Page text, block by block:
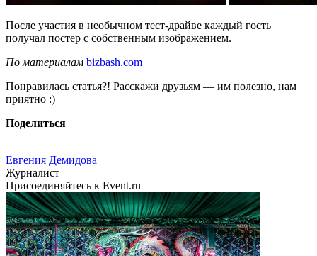
После участия в необычном тест-драйве каждый гость
получал постер с собственным изображением.
По материалам bizbash.com
Понравилась статья?! Расскажи друзьям — им полезно, нам
приятно :)
Поделиться
Евгения Демидова
Журналист
Присоединяйтесь к Event.ru